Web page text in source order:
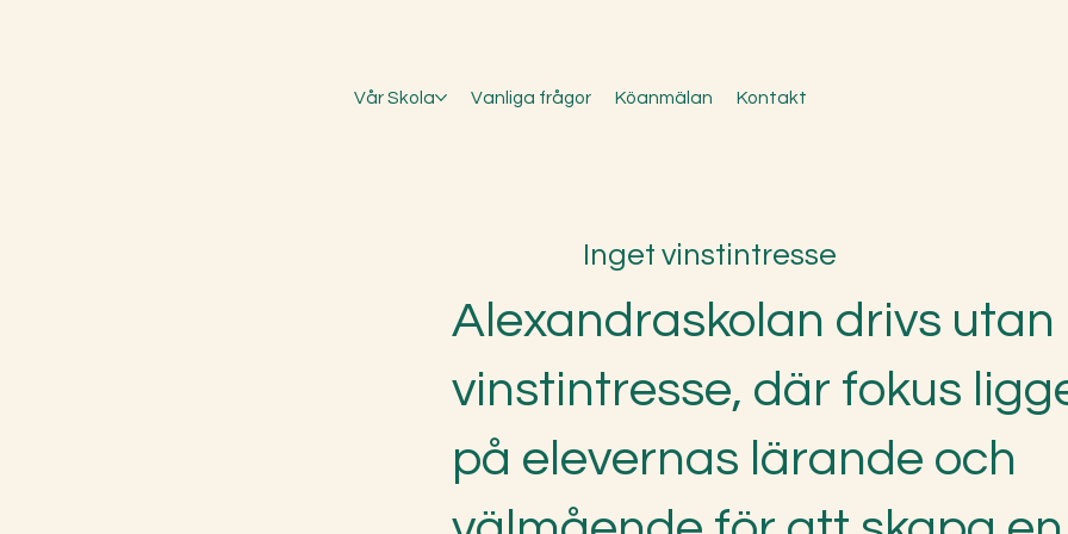
Vår Skola Vanliga frågor Köanmälan Kontakt
Inget vinstintresse
Alexandraskolan drivs utan
vinstintresse, där fokus
på elevernas lärande och